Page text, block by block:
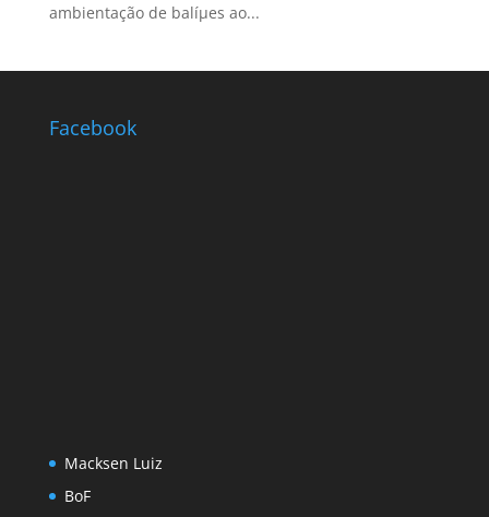
ambientação de balíµes ao...
Facebook
Macksen Luiz
BoF